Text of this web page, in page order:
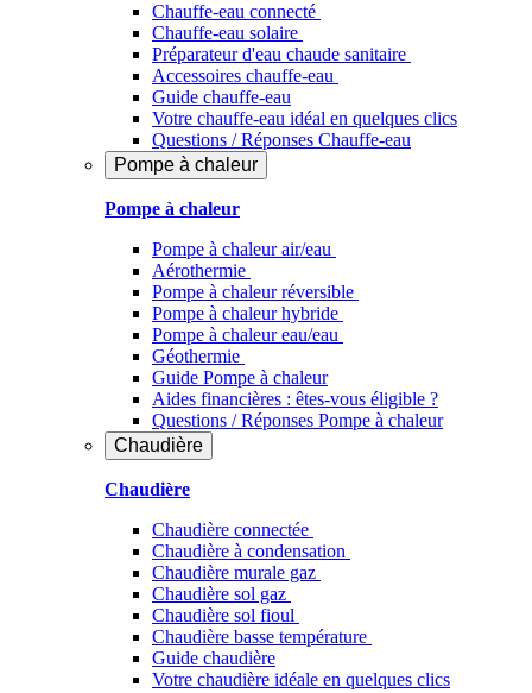
Chauffe-eau connecté
Chauffe-eau solaire
Préparateur d'eau chaude sanitaire
Accessoires chauffe-eau
Guide chauffe-eau
Votre chauffe-eau idéal en quelques clics
Questions / Réponses Chauffe-eau
Pompe à chaleur
Pompe à chaleur
Pompe à chaleur air/eau
Aérothermie
Pompe à chaleur réversible
Pompe à chaleur hybride
Pompe à chaleur​ eau/eau
Géothermie
Guide Pompe à chaleur
Aides financières : êtes-vous éligible ?
Questions / Réponses Pompe à chaleur
Chaudière
Chaudière
Chaudière connectée
Chaudière à condensation
Chaudière murale gaz
Chaudière sol gaz
Chaudière sol fioul
Chaudière basse température
Guide chaudière
Votre chaudière idéale en quelques clics